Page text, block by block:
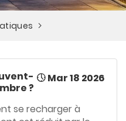
?
Mar 18 2026
se recharger à